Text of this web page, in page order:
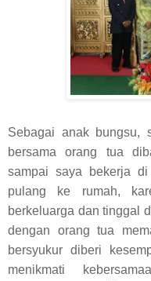
Sebagai anak bungsu,
bersama orang tua
sampai saya bekerja
pulang ke rumah,
berkeluarga dan tinggal
dengan orang tua
bersyukur diberi
menikmati